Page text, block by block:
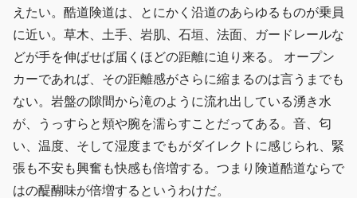
えたい。酷道険道は、とにかく沿道のあらゆるものが乗員
に近い。草木、土手、岩肌、石垣、法面、ガードレールな
どが手を伸ばせば届くほどの距離に迫り来る。 オープン
カーであれば、その距離感がさらに縮まるのは言うまでも
ない。岩盤の隙間から滝のように流れ出している湧き水
が、うっすらと頬や腕を濡らすことだってある。音、匂
い、温度、そして湿度までもがダイレクトに感じられ、緊
張も不安も興奮も快感も倍増する。つまり険道酷道ならで
はの醍醐味が倍増するというわけだ。